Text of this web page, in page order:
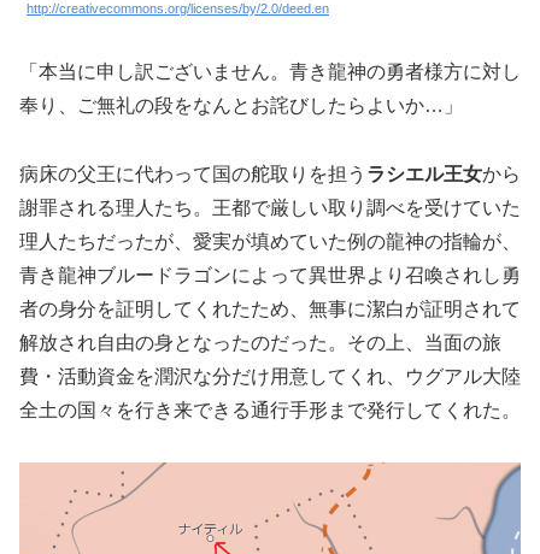
http://creativecommons.org/licenses/by/2.0/deed.en
「本当に申し訳ございません。青き龍神の勇者様方に対し
奉り、ご無礼の段をなんとお詫びしたらよいか…」
病床の父王に代わって国の舵取りを担う ラシエル王女から
謝罪される理人たち。王都で厳しい取り調べを受けていた
理人たちだったが、愛実が填めていた例の龍神の指輪が、
青き龍神ブルードラゴンによって異世界より召喚されし勇
者の身分を証明してくれたため、無事に潔白が証明されて
解放され自由の身となったのだった。その上、当面の旅
費・活動資金を潤沢な分だけ用意してくれ、ウグアル大陸
全土の国々を行き来できる通行手形まで発行してくれた。